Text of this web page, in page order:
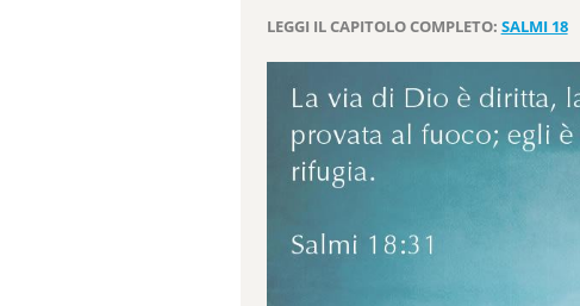
LEGGI IL CAPITOLO COMPLETO: SALMI 18